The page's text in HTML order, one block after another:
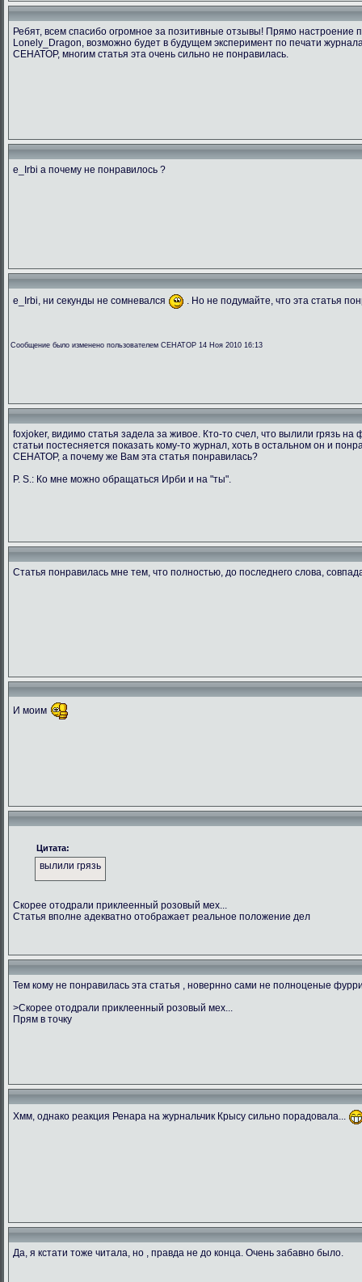
Ребят, всем спасибо огромное за позитивные отзывы! Прямо настроение
Lonely_Dragon, возможно будет в будущем эксперимент по печати
CEHATOP, многим статья эта очень сильно не понравилась.
e_Irbi а почему не понравилось ?
e_Irbi, ни секунды не сомневался . Но не подумайте, что эта статья
Сообщение было изменено пользователем CEHATOP 14 Ноя 2010 16:13
foxjoker, видимо статья задела за живое. Кто-то счел, что вылили грязь на
статьи постесняется показать кому-то журнал, хоть в остальном он и
CEHATOP, а почему же Вам эта статья понравилась?
P. S.: Ко мне можно обращаться Ирби и на "ты".
Статья понравилась мне тем, что полностью, до последнего слова,
И моим
Цитата:
вылили грязь
Скорее отодрали приклеенный розовый мех...
Статья вполне адекватно отображает реальное положение дел
Тем кому не понравилась эта статья , новернно сами не полноценые
>Скорее отодрали приклеенный розовый мех...
Прям в точку
Хмм, однако реакция Ренара на журнальчик Крысу сильно порадовала...
Да, я кстати тоже читала, но , правда не до конца. Очень забавно было.